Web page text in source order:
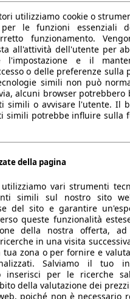
utilizziamo cookie o
per le funzioni essenziali
funzionamento.
all'attività dell'utente per
l'impostazione e il
o delle preferenze sulla
simili non può
alcuni browser potrebbero
simili o avvisare l'utente. Il
simili potrebbe influire sulla
della pagina
vari strumenti
simili sul nostro sito
del sito e garantire
queste funzionalità
della nostra offerta,
in una visita
tua zona o per fornire e
Salviamo il tuo
inserisci per le ricerche
della valutazione dei
poiché non è necessario